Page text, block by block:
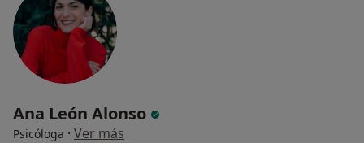
Ana León Alonso
Psicóloga · Ver más